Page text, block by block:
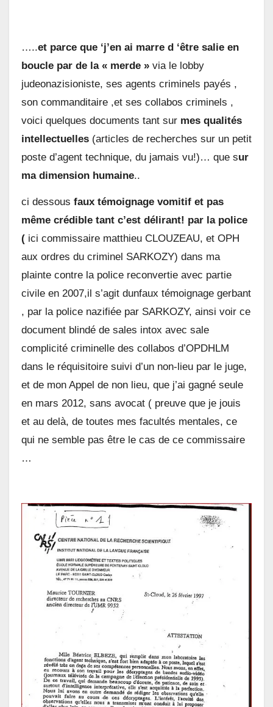
…..et parce que ‘j’en ai marre d ‘être salie en
boucle par de la « merde » via le lobby
judeonazisioniste, ses agents criminels payés ,
son commanditaire ,et ses collabos criminels ,
voici quelques documents tant sur mes qualités
intellectuelles (articles de recherches sur un petit
poste d’agent technique, du jamais vu!)… que sur
ma dimension humaine..
ci dessous faux témoignage vomitif et pas
même crédible tant c’est délirant! par la police
( ici commissaire matthieu CLOUZEAU, et OPH
aux ordres du criminel SARKOZY) dans ma
plainte contre la police reconvertie avec partie
civile en 2007,il s’agit dunfaux témoignage gerbant
, par la police nazifiée par SARKOZY, ainsi voir ce
document blindé de sales intox avec sale
complicité criminelle des collabos d’OPDHLM
dans le réquisitoire suivi d’un non-lieu par le juge,
et de mon Appel de non lieu, que j’ai gagné seule
en mars 2012, sans avocat ( preuve que je jouis
et au delà, de toutes mes facultés mentales, ce
qui ne semble pas être le cas de ce commissaire
…